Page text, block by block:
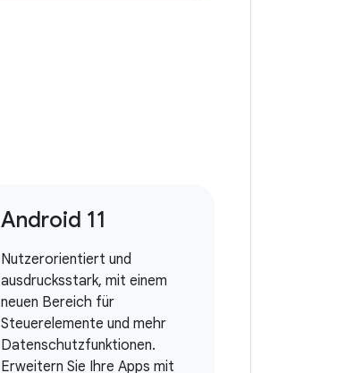
Android 11
Nutzerorientiert und
ausdrucksstark, mit einem
neuen Bereich für
Steuerelemente und mehr
Datenschutzfunktionen.
Erweitern Sie Ihre Apps mit